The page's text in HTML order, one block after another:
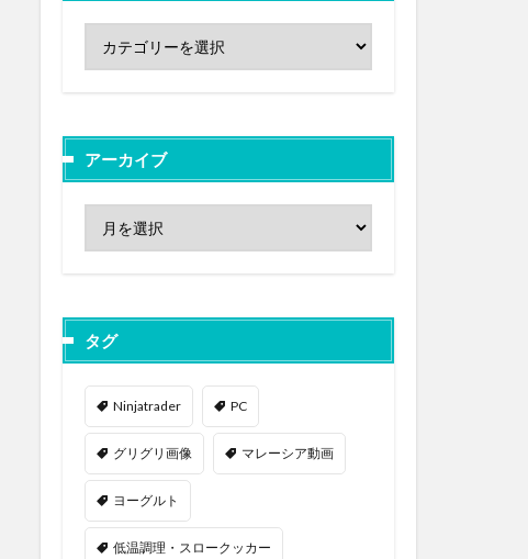
アーカイブ
タグ
Ninjatrader PC
グリグリ画像 マレーシア動画
ヨーグルト
低温調理・スロークッカー